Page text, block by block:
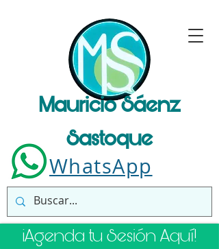
Mauricio Sáenz
Sastoque
WhatsApp
¡Agenda tu Sesión Aquí!